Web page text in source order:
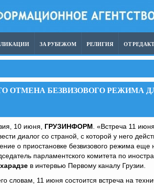
ЗА РУБЕЖОМ РЕЛИГИЯ ОТ
ОТМЕНА БЕЗВИЗОВОГО РЕЖИМА
10 июня, ГРУЗИНФОРМ . «Встреча 11
диалог со страной, с которой у него
о приостановке безвизового режима
парламентского комитета по
в интервью Первому каналу Грузии.
словам, 11 июня состоится встреча на